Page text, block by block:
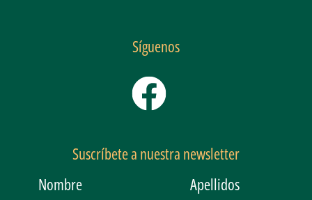
Síguenos
Suscríbete a nuestra newsletter
Nombre
Apellidos